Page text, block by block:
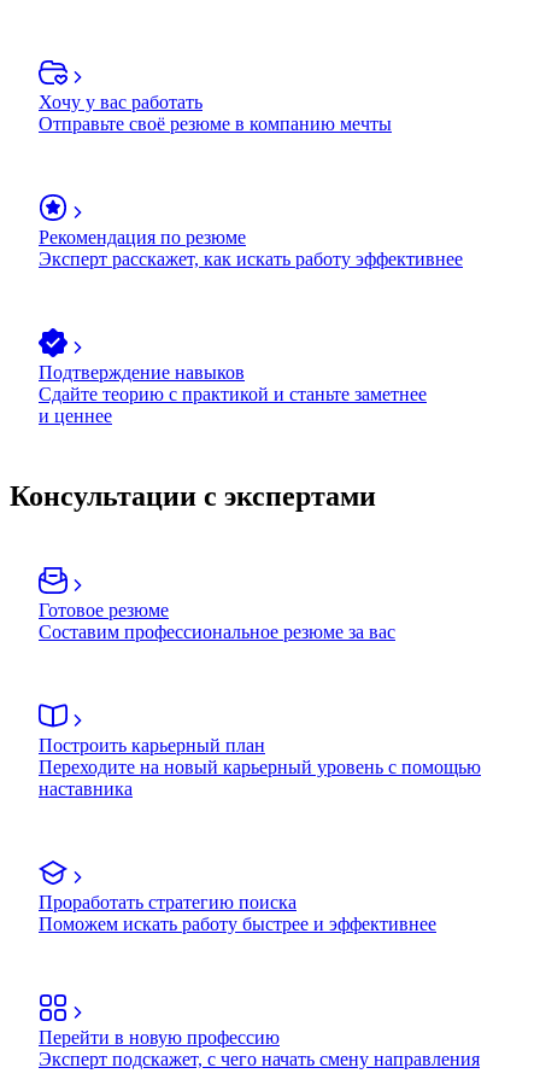
Хочу у вас работать
Отправьте своё резюме в компанию мечты
Рекомендация по резюме
Эксперт расскажет, как искать работу эффективнее
Подтверждение навыков
Сдайте теорию с практикой и станьте заметнее
и ценнее
Консультации с экспертами
Готовое резюме
Составим профессиональное резюме за вас
Построить карьерный план
Переходите на новый карьерный уровень с помощью
наставника
Проработать стратегию поиска
Поможем искать работу быстрее и эффективнее
Перейти в новую профессию
Эксперт подскажет, с чего начать смену направления